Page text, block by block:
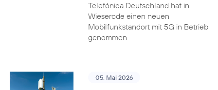
Telefónica Deutschland hat in
Wieserode einen neuen
Mobilfunkstandort mit 5G in Betrieb
genommen
05. Mai 2026